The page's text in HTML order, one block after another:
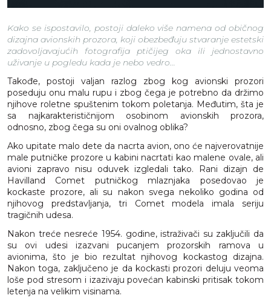
Kako se ispostavilo, postoji daleko više namena od običnog
dizajna avionskih prozora, koji obezbeđuju stvaranje estetski
zadovoljavajućih fotografija ptičijeg oka ili jednostavno
uživanje u pogledu kada je nebo vedro...
Takođe, postoji valjan razlog zbog kog avionski prozori
poseduju onu malu rupu i zbog čega je potrebno da držimo
njihove roletne spuštenim tokom poletanja. Međutim, šta je
sa najkarakterističnijom osobinom avionskih prozora,
odnosno, zbog čega su oni ovalnog oblika?
Ako upitate malo dete da nacrta avion, ono će najverovatnije
male putničke prozore u kabini nacrtati kao malene ovale, ali
avioni zapravo nisu oduvek izgledali tako. Rani dizajn de
Havilland Comet putničkog mlaznjaka posedovao je
kockaste prozore, ali su nakon svega nekoliko godina od
njihovog predstavljanja, tri Comet modela imala seriju
tragičnih udesa.
Nakon treće nesreće 1954. godine, istraživači su zaključili da
su ovi udesi izazvani pucanjem prozorskih ramova u
avionima, što je bio rezultat njihovog kockastog dizajna.
Nakon toga, zaključeno je da kockasti prozori deluju veoma
loše pod stresom i izazivaju povećan kabinski pritisak tokom
letenja na velikim visinama.